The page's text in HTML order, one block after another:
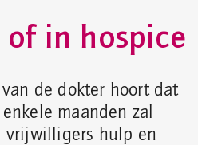
in hospice
de dokter hoort dat
maanden zal
vrijwilligers hulp en